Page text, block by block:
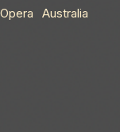
Australia